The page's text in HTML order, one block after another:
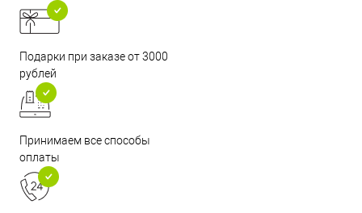
Подарки при заказе от 3000
рублей
Принимаем все способы
оплаты